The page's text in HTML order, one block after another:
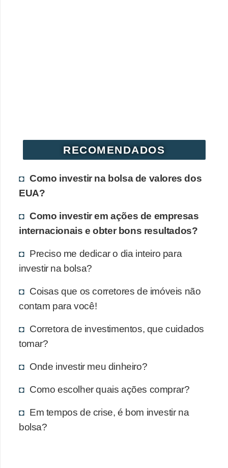
RECOMENDADOS
Como investir na bolsa de valores dos
EUA?
Como investir em ações de empresas
internacionais e obter bons resultados?
Preciso me dedicar o dia inteiro para
investir na bolsa?
Coisas que os corretores de imóveis não
contam para você!
Corretora de investimentos, que cuidados
tomar?
Onde investir meu dinheiro?
Como escolher quais ações comprar?
Em tempos de crise, é bom investir na
bolsa?